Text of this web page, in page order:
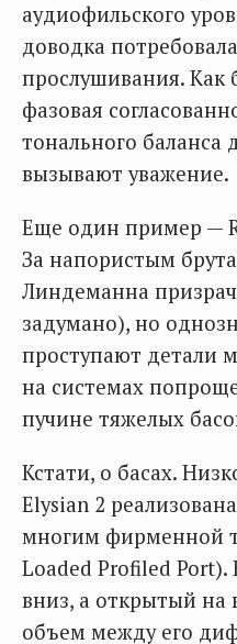
аудиофильского
доводка
прослушивания.
фазовая
тонального баланса
вызывают уважение.
Еще один пример —
За напористым
Линдеманна
задумано), но
проступают детали
на системах
пучине тяжелых
Кстати, о басах.
Elysian 2
многим фирменной
Loaded Profiled
вниз, а открытый на
объем между его